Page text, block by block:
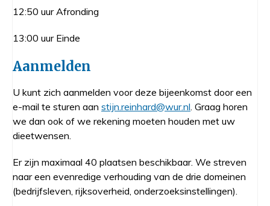
12:50 uur Afronding
13:00 uur Einde
Aanmelden
U kunt zich aanmelden voor deze bijeenkomst door een
e-mail te sturen aan stijn.reinhard@wur.nl. Graag horen
we dan ook of we rekening moeten houden met uw
dieetwensen.
Er zijn maximaal 40 plaatsen beschikbaar. We streven
naar een evenredige verhouding van de drie domeinen
(bedrijfsleven, rijksoverheid, onderzoeksinstellingen).